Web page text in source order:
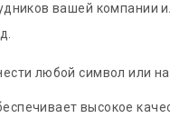
вашей компании
любой символ или
высокое